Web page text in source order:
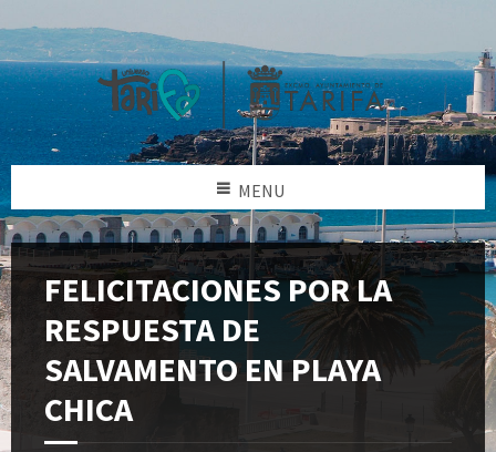
MENU
FELICITACIONES POR LA
RESPUESTA DE
SALVAMENTO EN PLAYA
CHICA